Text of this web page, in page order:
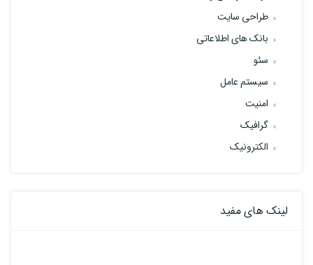
طراحی سایت
بانک های اطلاعاتی
سئو
سیستم عامل
امنیت
گرافیک
الکترونیک
لینک های مفید